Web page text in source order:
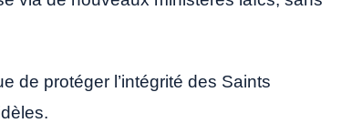
de protéger l’intégrité des Saints